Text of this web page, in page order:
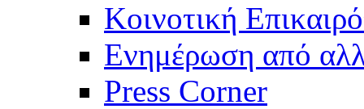
Κοινοτική
Ενημέρωση από
Press Corner